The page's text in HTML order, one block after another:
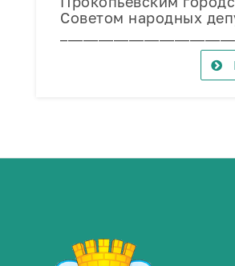
Советом народных